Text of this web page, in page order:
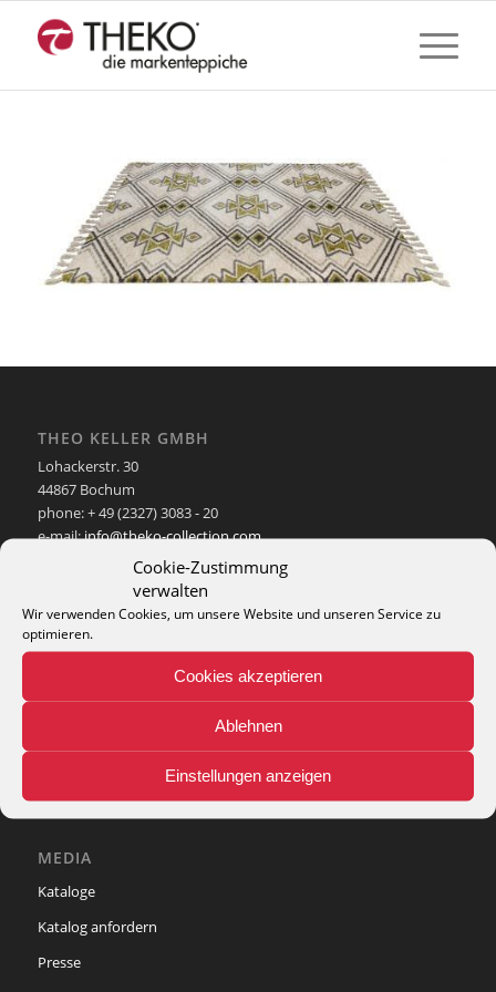
Cookie-Zustimmung
verwalten
Wir verwenden Cookies, um unsere Website und unseren Service zu
optimieren.
Cookies akzeptieren
Ablehnen
Einstellungen anzeigen
THEO KELLER GMBH
Lohackerstr. 30
44867 Bochum
phone: + 49 (2327) 3083 - 20
e-mail:info@theko-collection.com
INFO
MEDIA
Kataloge
Katalog anfordern
Presse